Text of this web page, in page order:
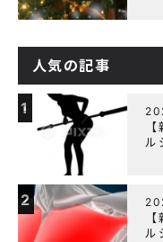
人気の記事
1
ル
2
ル